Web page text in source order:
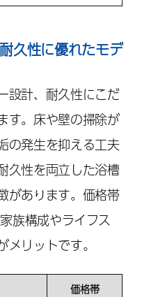
久性に優れたモデ
設計、耐久性にこだ
す。床や壁の掃除が
の発生を抑える工夫
久性を両立した浴槽
があります。価格帯
族構成やライフス
リットです。
価格帯